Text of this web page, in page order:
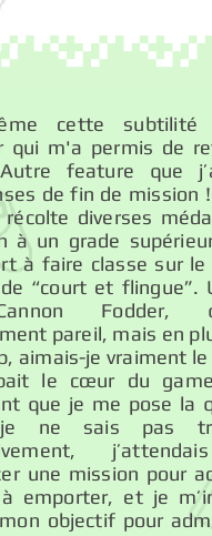
cette subtilité
qui m'a permis de
feature que
de fin de mission
récolte diverses
à un grade
à faire classe sur
“court et flingue”.
Fodder,
pareil, mais en
aimais-je vraiment
le cœur du
que je me pose la
ne sais pas
une mission pour
emporter, et je
objectif pour